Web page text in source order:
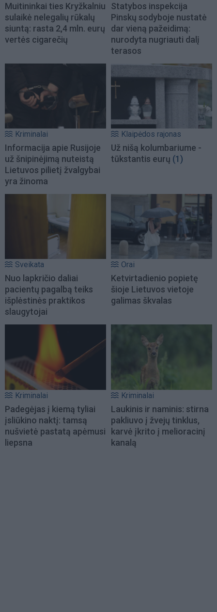
Muitininkai ties Kryžkalniu
sulaikė nelegalių rūkalų
siuntą: rasta 2,4 mln. eurų
vertės cigarečių
Statybos inspekcija
Pinskų sodyboje nustatė
dar vieną pažeidimą:
nurodyta nugriauti dalį
terasos
Kriminalai
Informacija apie Rusijoje
už šnipinėjimą nuteistą
Lietuvos pilietį žvalgybai
yra žinoma
Klaipėdos rajonas
Už nišą kolumbariume -
tūkstantis eurų (1)
Sveikata
Nuo lapkričio daliai
pacientų pagalbą teiks
išplėstinės praktikos
slaugytojai
Orai
Ketvirtadienio popietę
šioje Lietuvos vietoje
galimas škvalas
Kriminalai
Padegėjas į kiemą tyliai
įsliūkino naktį: tamsą
nušvietė pastatą apėmusi
liepsna
Kriminalai
Laukinis ir naminis: stirna
pakliuvo į žvejų tinklus,
karvė įkrito į melioracinį
kanalą